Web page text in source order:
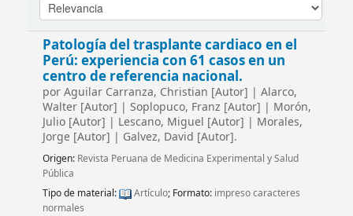
Patología del trasplante cardiaco en el
Perú: experiencia con 61 casos en un
centro de referencia nacional.
porAguilar Carranza, Christian [Autor] | Alarco,
Walter[Autor] | Soplopuco, Franz [Autor] | Morón,
Julio [Autor] | Lescano, Miguel [Autor] | Morales,
Jorge[Autor] | Galvez, David [Autor].
Origen: Revista Peruana de Medicina Experimental y Salud
Pública
Tipo de material:
Artículo; Formato: impreso caracteres
normales